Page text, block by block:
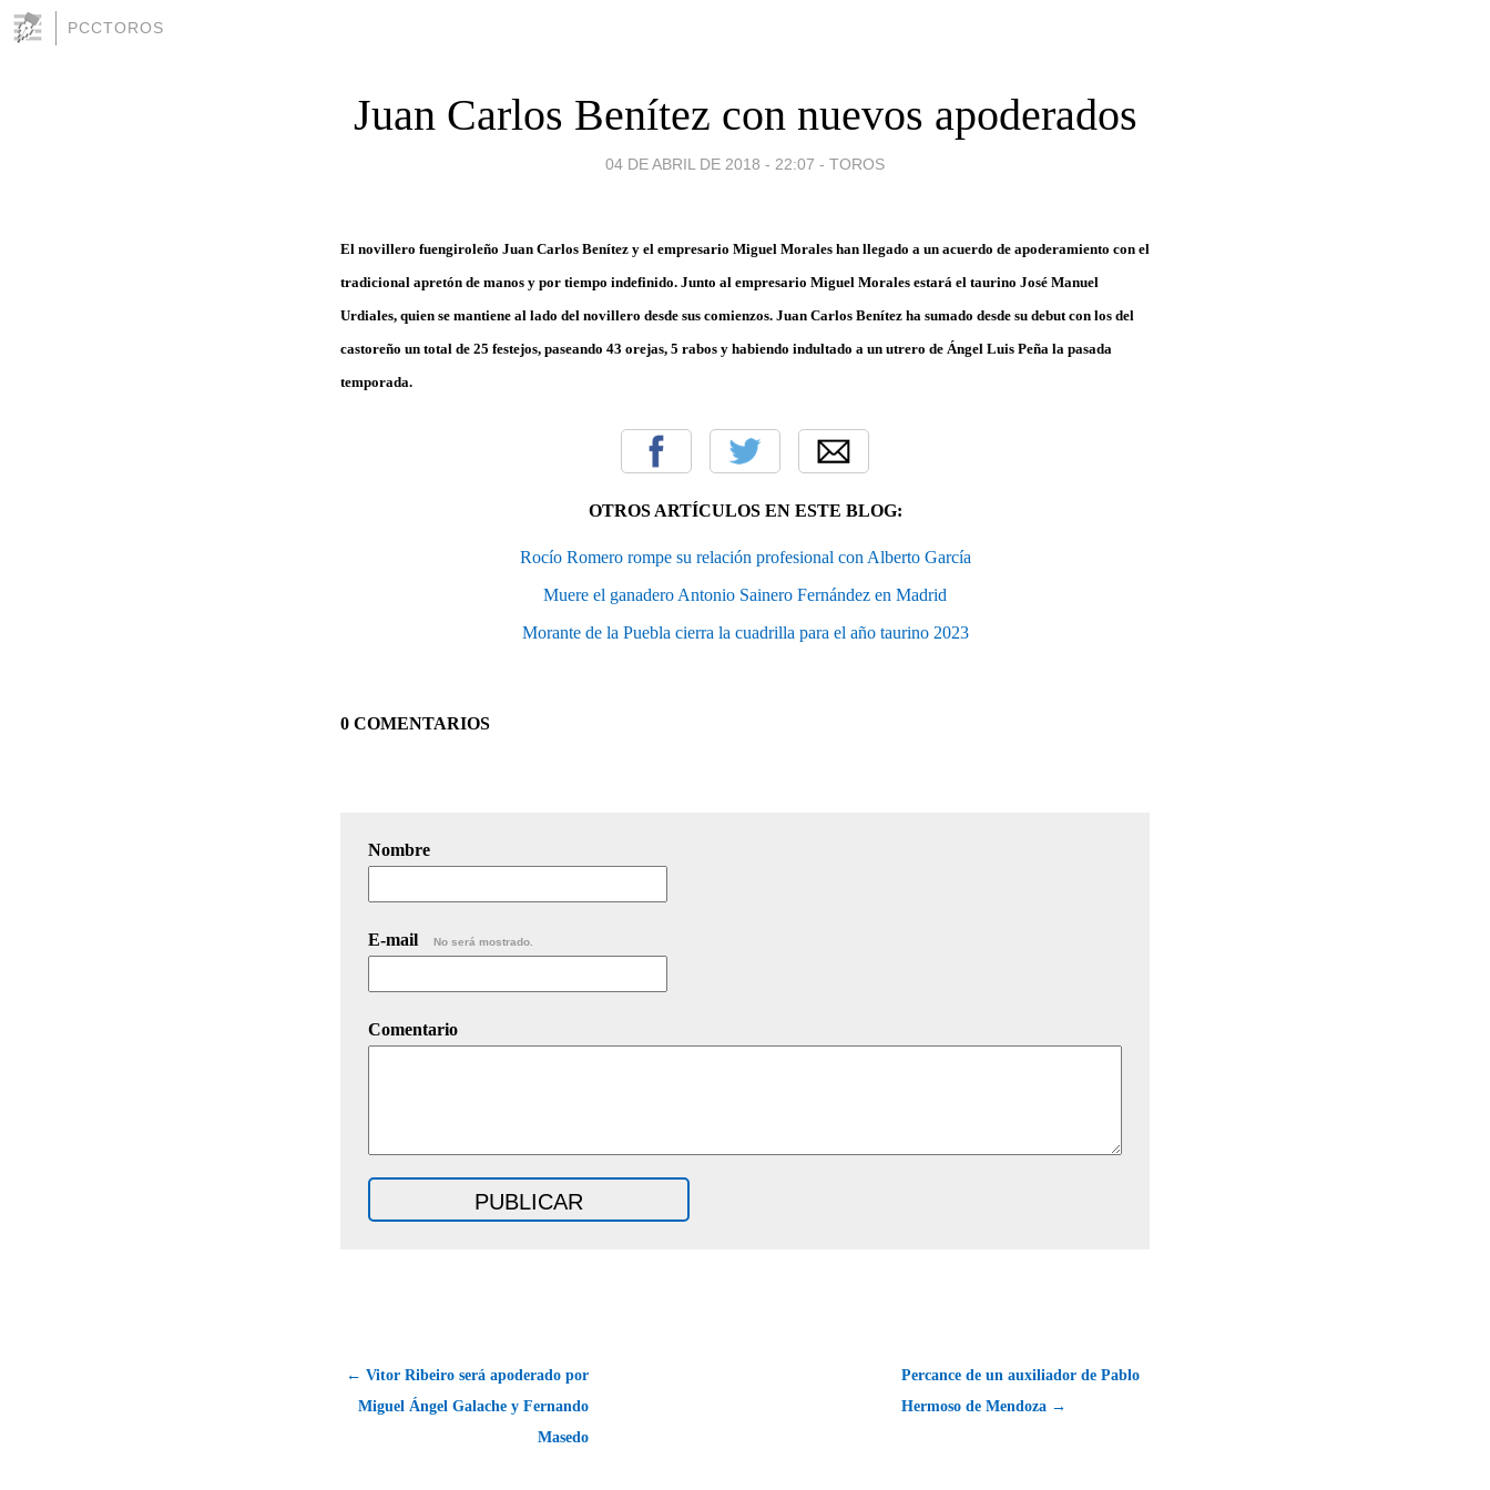
PCCTOROS
Juan Carlos Benítez con nuevos apoderados
04 DE ABRIL DE 2018 - 22:07 - TOROS
El novillero fuengiroleño Juan Carlos Benítez y el empresario Miguel Morales han llegado a un acuerdo de apoderamiento con el
tradicional apretón de manos y por tiempo indefinido. Junto al empresario Miguel Morales estará el taurino José Manuel
Urdiales, quien se mantiene al lado del novillero desde sus comienzos. Juan Carlos Benítez ha sumado desde su debut con los del
castoreño un total de 25 festejos, paseando 43 orejas, 5 rabos y habiendo indultado a un utrero de Ángel Luis Peña la pasada
temporada.
OTROS ARTÍCULOS EN ESTE BLOG:
Rocío Romero rompe su relación profesional con Alberto García
Muere el ganadero Antonio Sainero Fernández en Madrid
Morante de la Puebla cierra la cuadrilla para el año taurino 2023
0 COMENTARIOS
Nombre
E-mail No será mostrado.
Comentario
← Vitor Ribeiro será apoderado por
Miguel Ángel Galache y Fernando
Masedo
Percance de un auxiliador de Pablo
Hermoso de Mendoza →